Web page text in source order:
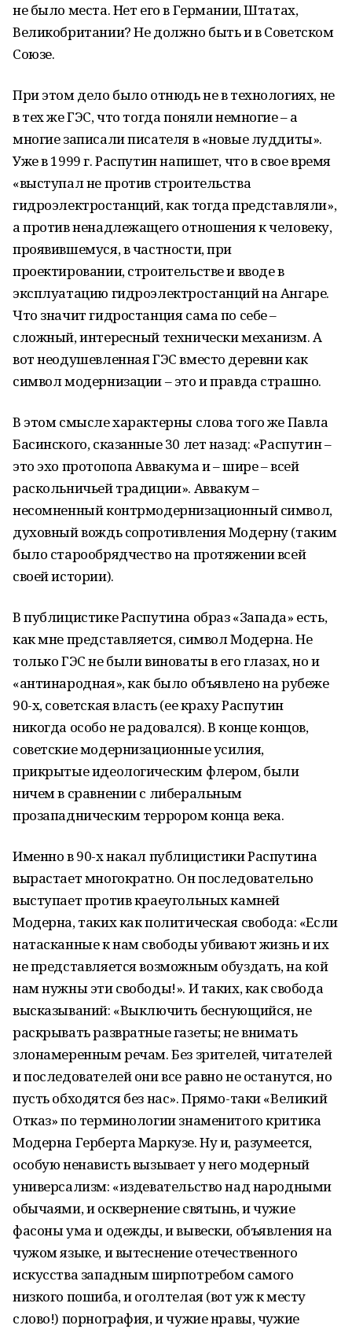
не было места. Нет его в Германии, Штатах,
Великобритании? Не должно быть и в Советском
Союзе.
При этом дело было отнюдь не в технологиях, не
в тех же ГЭС, что тогда поняли немногие – а
многие записали писателя в «новые луддиты».
Уже в 1999 г. Распутин напишет, что в свое время
«выступал не против строительства
гидроэлектростанций, как тогда представляли»,
а против ненадлежащего отношения к человеку,
проявившемуся, в частности, при
проектировании, строительстве и вводе в
эксплуатацию гидроэлектростанций на Ангаре.
Что значит гидростанция сама по себе –
сложный, интересный технически механизм. А
вот неодушевленная ГЭС вместо деревни как
символ модернизации – это и правда страшно.
В этом смысле характерны слова того же Павла
Басинского, сказанные 30 лет назад: «Распутин –
это эхо протопопа Аввакума и – шире – всей
раскольничьей традиции». Аввакум –
несомненный контрмодернизационный символ,
духовный вождь сопротивления Модерну (таким
было старообрядчество на протяжении всей
своей истории).
В публицистике Распутина образ «Запада» есть,
как мне представляется, символ Модерна. Не
только ГЭС не были виноваты в его глазах, но и
«антинародная», как было объявлено на рубеже
90-х, советская власть (ее краху Распутин
никогда особо не радовался). В конце концов,
советские модернизационные усилия,
прикрытые идеологическим флером, были
ничем в сравнении с либеральным
прозападническим террором конца века.
Именно в 90-х накал публицистики Распутина
вырастает многократно. Он последовательно
выступает против краеугольных камней
Модерна, таких как политическая свобода: «Если
натасканные к нам свободы убивают жизнь и их
не представляется возможным обуздать, на кой
нам нужны эти свободы!». И таких, как свобода
высказываний: «Выключить беснующийся, не
раскрывать развратные газеты; не внимать
злонамеренным речам. Без зрителей, читателей
и последователей они все равно не останутся, но
пусть обходятся без нас». Прямо-таки «Великий
Отказ» по терминологии знаменитого критика
Модерна Герберта Маркузе. Ну и, разумеется,
особую ненависть вызывает у него модерный
универсализм: «издевательство над народными
обычаями, и осквернение святынь, и чужие
фасоны ума и одежды, и вывески, объявления на
чужом языке, и вытеснение отечественного
искусства западным ширпотребом самого
низкого пошиба, и оголтелая (вот уж к месту
слово!) порнография, и чужие нравы, чужие